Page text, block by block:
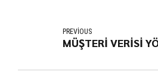
PREVIOUS
MÜŞTERİ VERİSİ